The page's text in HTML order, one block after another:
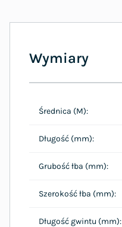
Wymiary
Średnica (M):
Długość (mm):
Grubość łba (mm):
Szerokość łba (mm):
Długość gwintu (mm):